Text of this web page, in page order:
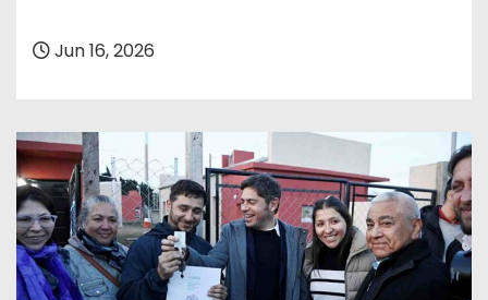
Jun 16, 2026